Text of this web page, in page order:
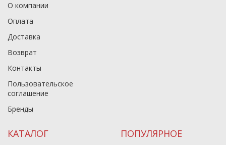
О компании
Оплата
Доставка
Возврат
Контакты
Пользовательское
соглашение
Бренды
КАТАЛОГ ПОПУЛЯРНОЕ